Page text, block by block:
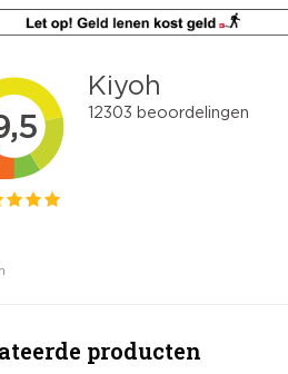
producten